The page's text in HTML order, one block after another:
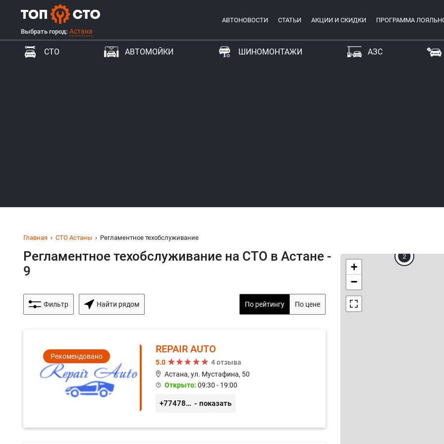
Выбрать город: Астана
АВТОНОВОСТИ СТАТЬИ АКЦИИ И СКИДКИ ПРОГРАММА
СТО АВТОМОЙКИ ШИНОМОНТАЖИ АЗС
Главная СТО Астаны Регламентное техобслуживание
Регламентное техобслуживание на СТО в Астане -
9
Фильтр Найти рядом По рейтингу По цене
Рекомендовано
REPAIR AUTO
5.0
4 отзыва
Астана, ул. Мустафина, 50
Открыто: 09:30 - 19:00
+77478040784 - показать
2
+
−